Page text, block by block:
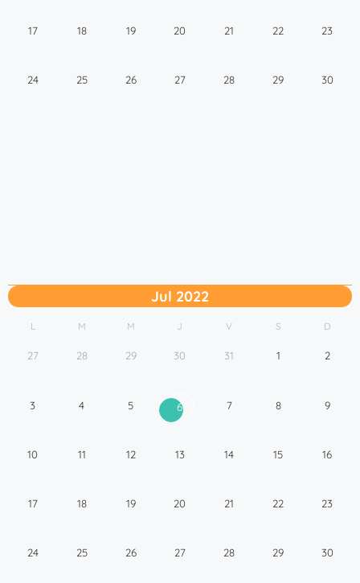
17 18 19 20 21 22 23
24 25 26 27 28 29 30
Jul 2022
L M M J V S D
27 28 29 30 31 1 2
3 4 5 6 7 8 9
10 11 12 13 14 15 16
17 18 19 20 21 22 23
24 25 26 27 28 29 30